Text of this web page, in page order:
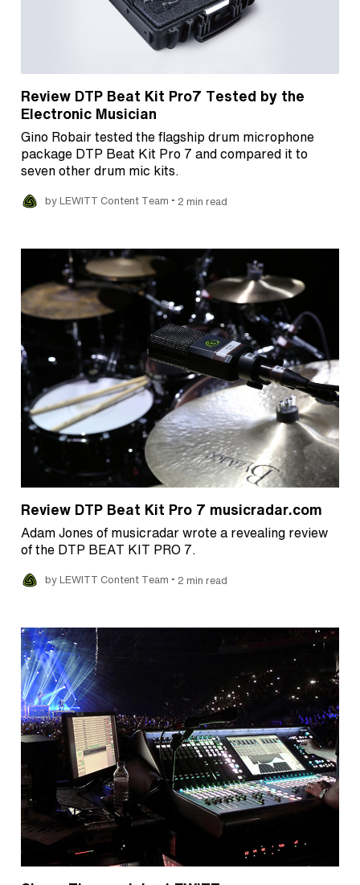
Review DTP Beat Kit Pro7 Tested by the
Electronic Musician
Gino Robair tested the flagship drum microphone
package DTP Beat Kit Pro 7 and compared it to
seven other drum mic kits.
by LEWITT Content Team • 2 min read
Review DTP Beat Kit Pro 7 musicradar.com
Adam Jones of musicradar wrote a revealing review
of the DTP BEAT KIT PRO 7.
by LEWITT Content Team • 2 min read